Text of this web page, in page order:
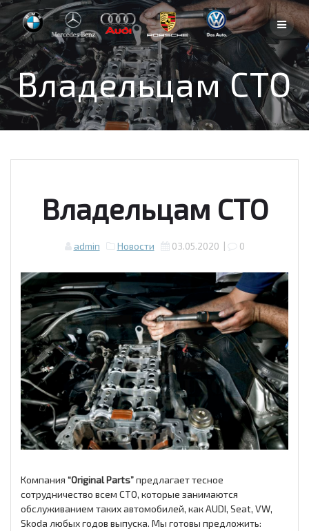
Skip
to
content
Владельцам СТО
Владельцам СТО
admin Новости 03.05.2020 | 0
Компания “Original Parts”предлагает тесное
сотрудничество всем СТО, которые занимаются
обслуживанием таких автомобилей, как AUDI, Seat, VW,
Skoda любых годов выпуска. Мы готовы предложить: